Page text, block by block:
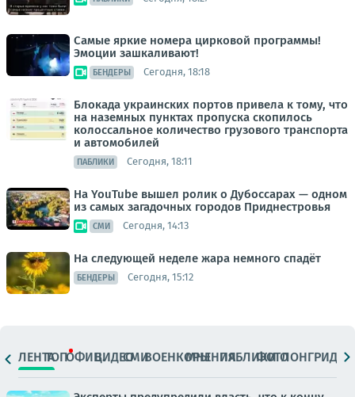
Самые яркие номера цирковой программы!
Эмоции зашкаливают!
БЕНДЕРЫ Сегодня, 18:18
Блокада украинских портов привела к тому, что
на наземных пунктах пропуска скопилось
колоссальное количество грузового транспорта
и автомобилей
ПАБЛИКИ Сегодня, 18:11
На YouTube вышел ролик о Дубоссарах — одном
из самых загадочных городов Приднестровья
СМИ Сегодня, 14:13
На следующей неделе жара немного спадёт
БЕНДЕРЫ Сегодня, 15:12
ЛЕНТАТОПОФИЦ.ВИДЕОСМИВОЕНКОРЫМНЕНИЯПАБЛИКИ
ФОТОЛОНГРИДЫ